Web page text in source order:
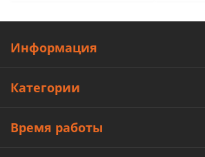
Информация
Категории
Время работы